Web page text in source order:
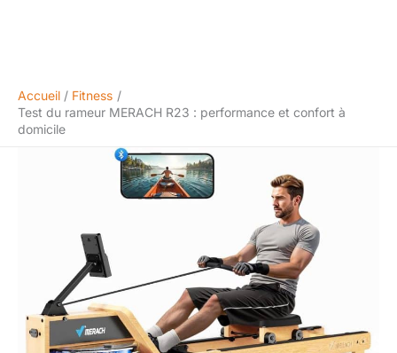
Accueil
Fitness
Test du rameur MERACH R23 : performance et confort à
domicile